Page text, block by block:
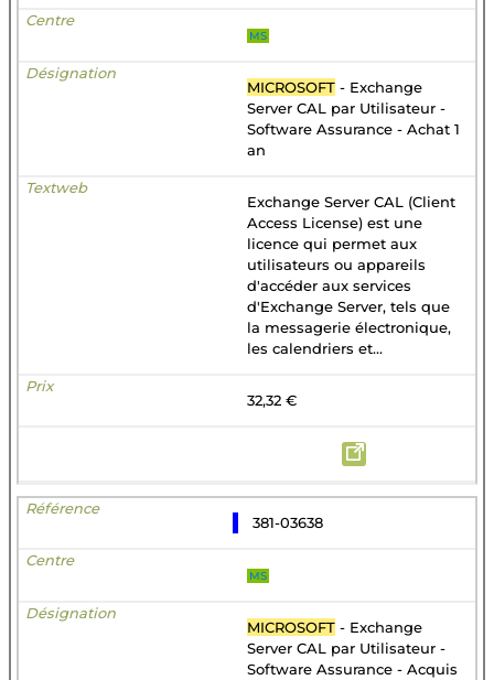
MS
MICROSOFT - Exchange
Server CAL par Utilisateur -
Software Assurance - Achat 1
an
Exchange Server CAL (Client
Access License) est une
licence qui permet aux
utilisateurs ou appareils
d'accéder aux services
d'Exchange Server, tels que
la messagerie électronique,
les calendriers et...
32,32 €
381-03638
MS
MICROSOFT - Exchange
Server CAL par Utilisateur -
Software Assurance - Acquis